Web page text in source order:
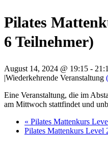
Pilates
6 Teilnehmer)
August 14, 2024 @ 19:15 -
|Wiederkehrende Veranstaltung
Eine Veranstaltung, die im
am Mittwoch stattfindet und
« Pilates Mattenkurs
Pilates Mattenkurs Level